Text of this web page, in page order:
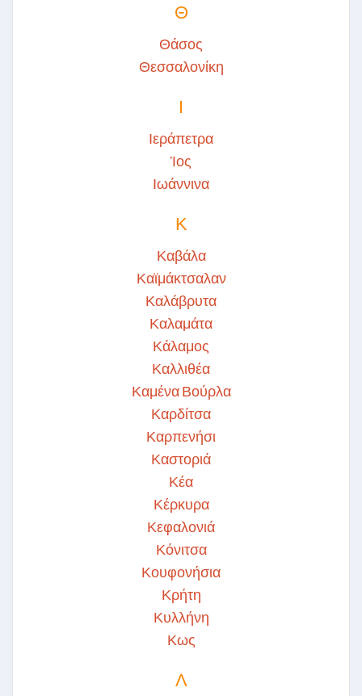
Θ
Θάσος
Θεσσαλονίκη
Ι
Ιεράπετρα
Ίος
Ιωάννινα
Κ
Καβάλα
Καϊμάκτσαλαν
Καλάβρυτα
Καλαμάτα
Κάλαμος
Καλλιθέα
Καμένα Βούρλα
Καρδίτσα
Καρπενήσι
Καστοριά
Κέα
Κέρκυρα
Κεφαλονιά
Κόνιτσα
Κουφονήσια
Κρήτη
Κυλλήνη
Κως
Λ